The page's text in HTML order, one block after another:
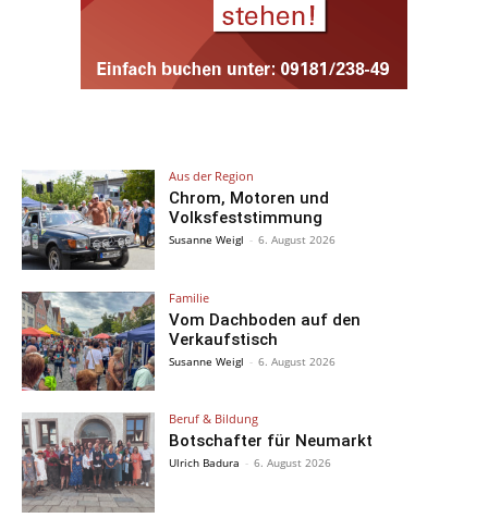
Aus der Region
Chrom, Motoren und
Volksfeststimmung
Susanne Weigl - 6. August 2026
Familie
Vom Dachboden auf den
Verkaufstisch
Susanne Weigl - 6. August 2026
Beruf & Bildung
Botschafter für Neumarkt
Ulrich Badura - 6. August 2026